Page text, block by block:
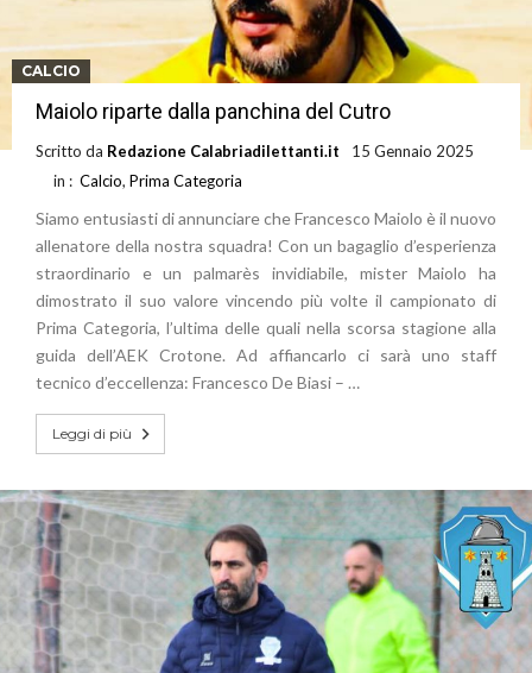
CALCIO
Maiolo riparte dalla panchina del Cutro
Scritto da Redazione Calabriadilettanti.it
15 Gennaio 2025
in : Calcio, Prima Categoria
Siamo entusiasti di annunciare che Francesco Maiolo è il nuovo
allenatore della nostra squadra! Con un bagaglio d’esperienza
straordinario e un palmarès invidiabile, mister Maiolo ha
dimostrato il suo valore vincendo più volte il campionato di
Prima Categoria, l’ultima delle quali nella scorsa stagione alla
guida dell’AEK Crotone. Ad affiancarlo ci sarà uno staff
tecnico d’eccellenza: Francesco De Biasi – …
Leggi di più